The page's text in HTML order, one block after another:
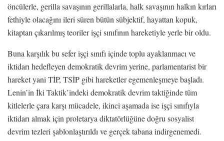
öncülerle, gerilla savaşının gerillalarla, halk savaşının halkın kırları
fethiyle olacağını ileri süren bütün sübjektif, hayattan kopuk,
kitaptan çıkarılmış teoriler işçi sınıfının hareketiyle yerle bir oldu.
Buna karşılık bu sefer işçi sınıfı içinde toplu ayaklanmacı ve
iktidarı hedefleyen demokratik devrim yerine, parlamentarist bir
hareket yani TİP, TSİP gibi hareketler egemenleşmeye başladı.
Lenin’in İki Taktik’indeki demokratik devrim taktiğinde tüm
kitlelerle çara karşı mücadele, ikinci aşamada ise işçi sınıfıyla
iktidarı almak için proletarya diktatörlüğüne doğru sosyalist
devrim tezleri şablonlaştırıldı ve gerçek tabana indirgenemedi.